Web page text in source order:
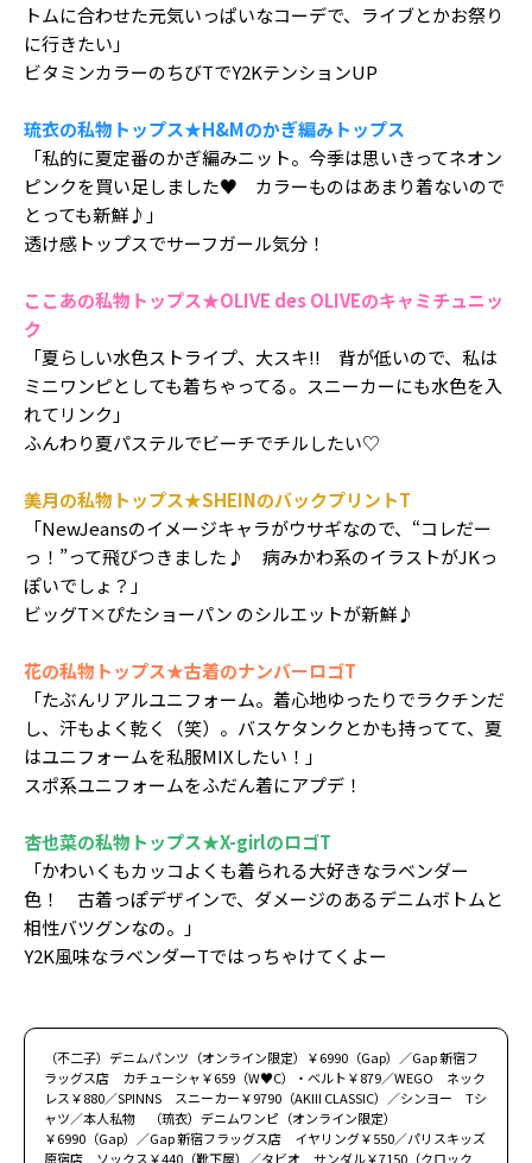
トムに合わせた元気いっぱいなコーデで、ライブとかお祭り
に行きたい」
ビタミンカラーのちびTでY2KテンションUP
琉衣の私物トップス★H&Mのかぎ編みトップス
「私的に夏定番のかぎ編みニット。今季は思いきってネオン
ピンクを買い足しました♥ カラーものはあまり着ないので
とっても新鮮♪」
透け感トップスでサーフガール気分！
ここあの私物トップス★OLIVE des OLIVEのキャミチュニッ
ク
「夏らしい水色ストライプ、大スキ!! 背が低いので、私は
ミニワンピとしても着ちゃってる。スニーカーにも水色を入
れてリンク」
ふんわり夏パステルでビーチでチルしたい♡
美月の私物トップス★SHEINのバックプリントT
「NewJeansのイメージキャラがウサギなので、“コレだー
っ！”って飛びつきました♪ 病みかわ系のイラストがJKっ
ぽいでしょ？」
ビッグT×ぴたショーパン のシルエットが新鮮♪
花の私物トップス★古着のナンバーロゴT
「たぶんリアルユニフォーム。着心地ゆったりでラクチンだ
し、汗もよく乾く（笑）。バスケタンクとかも持ってて、夏
はユニフォームを私服MIXしたい！」
スポ系ユニフォームをふだん着にアプデ！
杏也菜の私物トップス★X-girlのロゴT
「かわいくもカッコよくも着られる大好きなラベンダー
色！ 古着っぽデザインで、ダメージのあるデニムボトムと
相性バツグンなの。」
Y2K風味なラベンダーTではっちゃけてくよー
（不二子）デニムパンツ（オンライン限定）￥6990（Gap）／Gap 新宿フ
ラッグス店 カチューシャ￥659（W♥C）・ベルト￥879／WEGO ネック
レス￥880／SPINNS スニーカー￥9790（AKIII CLASSIC）／シンヨー Tシ
ャツ／本人私物 （琉衣）デニムワンピ（オンライン限定）
￥6990（Gap）／Gap 新宿フラッグス店 イヤリング￥550／パリスキッズ
原宿店 ソックス￥440（靴下屋）／タビオ サンダル￥7150（クロック